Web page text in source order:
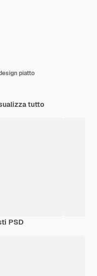
piatto
tutto
PSD